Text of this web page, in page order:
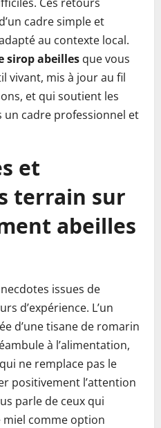
cadre simple et
au contexte local.
sirop abeilles que vous
vivant, mis à jour au fil
et qui soutient les
un cadre professionnel et
et
terrain sur
abeilles
issues de
d’expérience. L’un
d’une tisane de romarin
à l’alimentation,
ne remplace pas le
positivement l’attention
parle de ceux qui
miel comme option